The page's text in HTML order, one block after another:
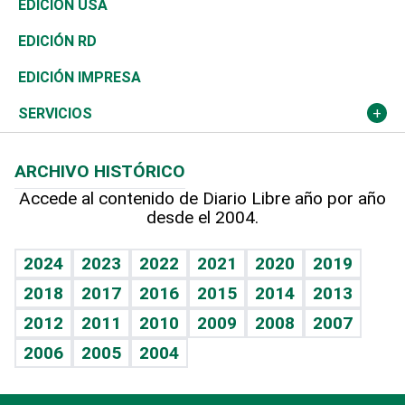
Ocenanía
Caribe
Resto del mundo
Telecom.
Global y variable
Economía personal
Sociales
Novedades
Podcast Arte Libre
Hablando con el pediatra
Vida y familia
Eñe
Celebrando la vida
Sin complejos
En pocas palabras
Tenis
Olimpismo
Más deportes
Línea de hit
TBT Deportivo
El Espía
Noticiero Poteleche
Columnistas
Más firmas
Tecnología
Historia
Martes de tecnología
Cambio climático
Economía
Revista
Deportes
Opinión
Hecho en casa
Guía del dinero
EDICIÓN USA
EDICIÓN RD
EDICIÓN IMPRESA
SERVICIOS
Cumpleaños
Horóscopos
Crucigramas
ARCHIVO HISTÓRICO
Accede al contenido de Diario Libre año por año
desde el 2004.
2024 2023 2022 2021 2020
2019
2018
2017 2016 2015 2014
2013
2012
2011 2010 2009 2008
2007
2006
2005 2004